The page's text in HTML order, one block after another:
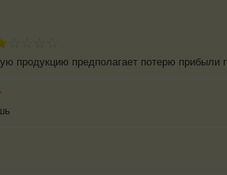
продукцию предполагает потерю прибыли